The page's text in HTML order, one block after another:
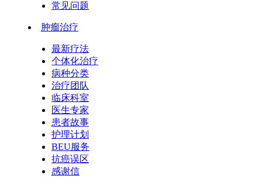
常见问题
肿瘤治疗
最新疗法
个体化治疗
病种分类
治疗团队
临床科室
医生专家
患者故事
护理计划
BEU服务
抗癌误区
感谢信